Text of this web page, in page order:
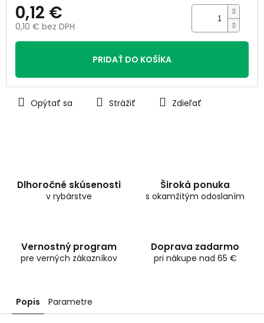
0,12 €
0,10 € bez DPH
Jednotková
PRIDAŤ DO KOŠÍKA
Opýtať sa Strážiť Zdieľať
Dlhoročné skúsenosti
v rybárstve
Široká ponuka
s okamžitým odoslaním
Vernostný program
pre verných zákazníkov
Doprava zadarmo
pri nákupe nad 65 €
Popis Parametre